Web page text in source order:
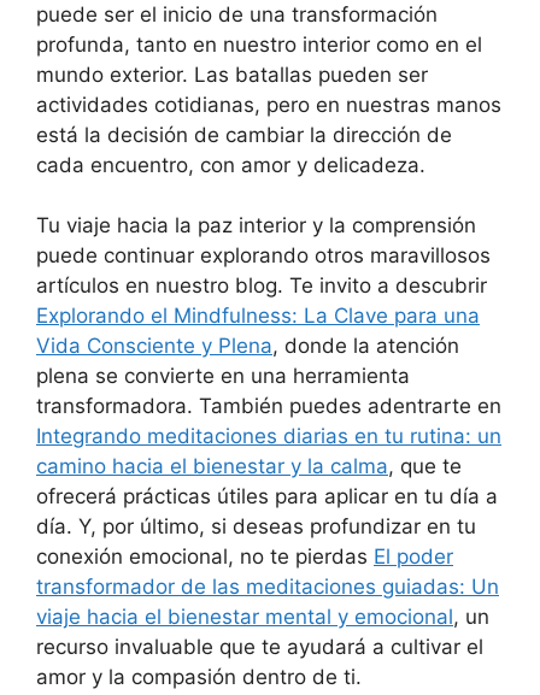
puede ser el inicio de una transformación
profunda, tanto en nuestro interior como en el
mundo exterior. Las batallas pueden ser
actividades cotidianas, pero en nuestras manos
está la decisión de cambiar la dirección de
cada encuentro, con amor y delicadeza.
Tu viaje hacia la paz interior y la comprensión
puede continuar explorando otros maravillosos
artículos en nuestro blog. Te invito a descubrir
Explorando el Mindfulness: La Clave para una
Vida Consciente y Plena, donde la atención
plena se convierte en una herramienta
transformadora. También puedes adentrarte en
Integrando meditaciones diarias en tu rutina: un
camino hacia el bienestar y la calma, que te
ofrecerá prácticas útiles para aplicar en tu día a
día. Y, por último, si deseas profundizar en tu
conexión emocional, no te pierdas El poder
transformador de las meditaciones guiadas: Un
viaje hacia el bienestar mental y emocional, un
recurso invaluable que te ayudará a cultivar el
amor y la compasión dentro de ti.